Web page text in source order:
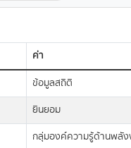
ค่า
ข้อมูลสถิติ
ยินยอม
กลุ่มองค์ความรู้ด้านพลั